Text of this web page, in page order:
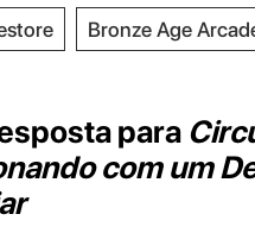
Bronze Age
para
com um